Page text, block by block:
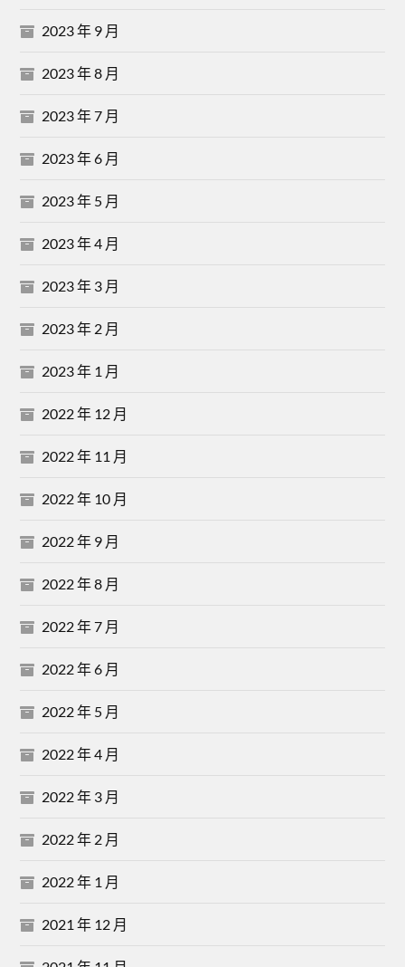
2023 年 9 月
2023 年 8 月
2023 年 7 月
2023 年 6 月
2023 年 5 月
2023 年 4 月
2023 年 3 月
2023 年 2 月
2023 年 1 月
2022 年 12 月
2022 年 11 月
2022 年 10 月
2022 年 9 月
2022 年 8 月
2022 年 7 月
2022 年 6 月
2022 年 5 月
2022 年 4 月
2022 年 3 月
2022 年 2 月
2022 年 1 月
2021 年 12 月